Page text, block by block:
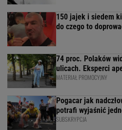
150 jajek i siedem
do czego to
74 proc. Polaków
ulicach. Eksperci
MATERIAŁ PROMOCYJNY
Pogacar jak
potrafi wyjaśnić
SUBSKRYPCJA